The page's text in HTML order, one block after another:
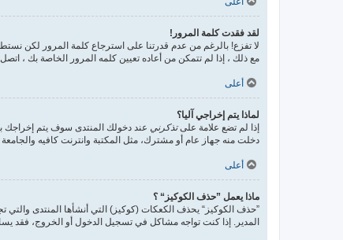
لقد فقدت كلمة المرور!
لا تفزع! بالرغم من عدم قدرتنا على استرجاع كلمة المرور لكن
مع ذلك ، إذا لم تتمكن من أعاده تعيين كلمه المرور الخاصة بك ،
أعلى
لماذا يتم إخراجي آليا؟
إذا لم تضع علامة علىتذكرني عند دخولك المنتدى سوف يتم
دخلت منه جهاز عام أو مشترك، مثل المكتبة وانترنت كافيه
أعلى
ماذا يعمل ”حذف الكوكيز“ ؟
”حذف الكوكيز“ يحذف الكعكات (كوكيز) التي أنشأها المنتدى والتي
المدير. إذا كنت تواجه مشاكل في تسجيل الدخول أو الخروج، فقد